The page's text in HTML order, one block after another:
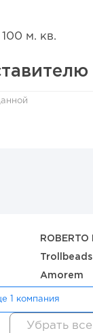
м. кв.
ROBERTO
Trollbeads
Amorem
1 компания